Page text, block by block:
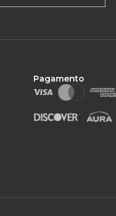
Pagamento